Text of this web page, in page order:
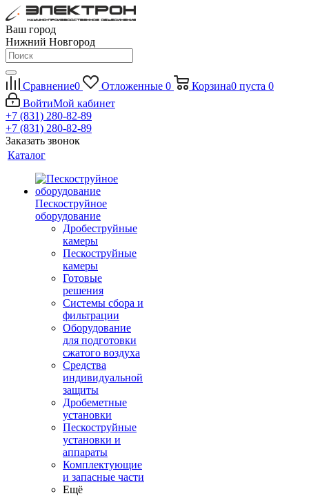
Ваш город
Нижний Новгород
Сравнение0 Отложенные 0 Корзина0 пуста 0
ВойтиМой кабинет
+7 (831) 280-82-89
+7 (831) 280-82-89
Заказать звонок
Каталог
Пескоструйное
оборудование
Дробеструйные
камеры
Пескоструйные
камеры
Готовые
решения
Системы сбора и
фильтрации
Оборудование
для подготовки
сжатого воздуха
Средства
индивидуальной
защиты
Дробеметные
установки
Пескоструйные
установки и
аппараты
Комплектующие
и запасные части
Ещё